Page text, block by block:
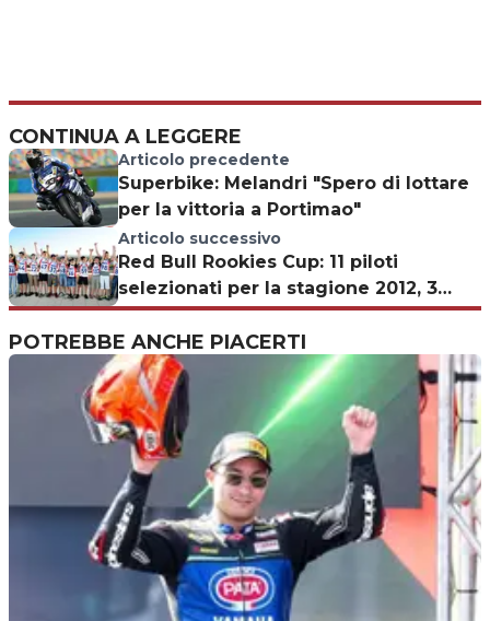
CONTINUA A LEGGERE
Articolo precedente
Superbike: Melandri "Spero di lottare
per la vittoria a Portimao"
Articolo successivo
Red Bull Rookies Cup: 11 piloti
selezionati per la stagione 2012, 3
italiani
POTREBBE ANCHE PIACERTI